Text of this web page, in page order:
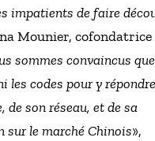
impatients de faire
Mounier, cofondatrice
sommes convaincus que
les codes pour y
de son réseau, et de sa
sur le marché Chinois»,